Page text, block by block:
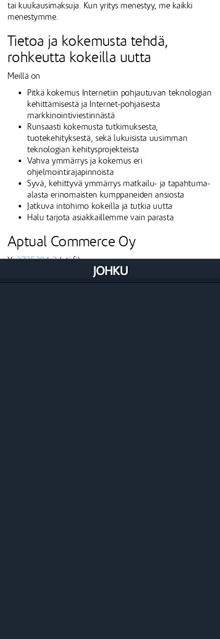
tai kuukausimaksuja. Kun yritys menestyy, me kaikki
menestymme.
Tietoa ja kokemusta tehdä,
rohkeutta kokeilla uutta
Meillä on
Pitkä kokemus Internetiin pohjautuvan teknologian
kehittämisestä ja Internet-pohjaisesta
markkinointiviestinnästä
Runsaasti kokemusta tutkimuksesta,
tuotekehityksestä, sekä lukuisista uusimman
teknologian kehitysprojekteista
Vahva ymmärrys ja kokemus eri
ohjelmointirajapinnoista
Syvä, kehittyvä ymmärrys matkailu- ja tapahtuma-
alasta erinomaisten kumppaneiden ansiosta
Jatkuva intohimo kokeilla ja tutkia uutta
Halu tarjota asiakkaillemme vain parasta
Aptual Commerce Oy
Y:2735384-2(ytj.fi)
Verkkolaskuosoite: 003727353842